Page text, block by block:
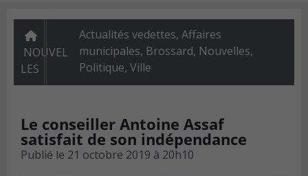
NOUVEL
LES
Actualités vedettes,Affaires
municipales, Brossard, Nouvelles,
Politique,Ville
Le conseiller Antoine Assaf
satisfait de son indépendance
Publié le 21 octobre 2019 à 20h10